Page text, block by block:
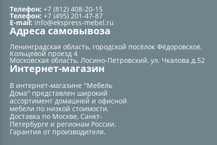
Телефон: +7 (812) 408-20-15
Телефон: +7 (495) 201-47-87
E-mail: info@ekspress-mebel.ru
Адреса самовывоза
Ленинградская область, городской посёлок Фёдоровское,
Кольцевой проезд 4
Московская область, Лосино-Петровский, ул. Чкалова д.52
Интернет-магазин
В интернет-магазине "Мебель
Дома" представлен широкий
ассортимент домашней и офисной
мебели по низкой стоимости.
Доставка по Москве, Санкт-
Петербурге и регионам России.
Гарантия от производителя.